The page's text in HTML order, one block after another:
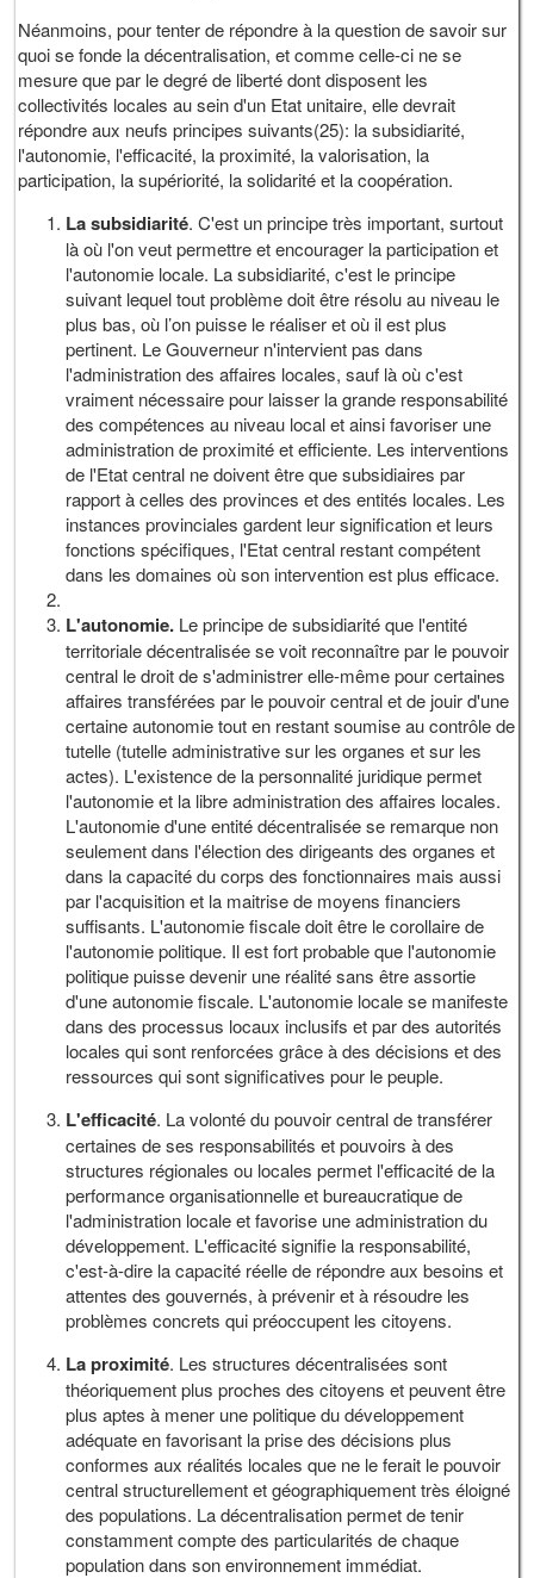
Néanmoins, pour tenter de répondre à la question de savoir sur
quoi se fonde la décentralisation, et comme celle-ci ne se
mesure que par le degré de liberté dont disposent les
collectivités locales au sein d'un Etat unitaire, elle devrait
répondre aux neufs principes suivants(25): la subsidiarité,
l'autonomie, l'efficacité, la proximité, la valorisation, la
participation, la supériorité, la solidarité et la coopération.
La subsidiarité. C'est un principe très important, surtout
là où l'on veut permettre et encourager la participation et
l'autonomie locale. La subsidiarité, c'est le principe
suivant lequel tout problème doit être résolu au niveau le
plus bas, où l’on puisse le réaliser et où il est plus
pertinent. Le Gouverneur n'intervient pas dans
l'administration des affaires locales, sauf là où c'est
vraiment nécessaire pour laisser la grande responsabilité
des compétences au niveau local et ainsi favoriser une
administration de proximité et efficiente. Les interventions
de l'Etat central ne doivent être que subsidiaires par
rapport à celles des provinces et des entités locales. Les
instances provinciales gardent leur signification et leurs
fonctions spécifiques, l'Etat central restant compétent
dans les domaines où son intervention est plus efficace.
L'autonomie. Le principe de subsidiarité que l'entité
territoriale décentralisée se voit reconnaître par le pouvoir
central le droit de s'administrer elle-même pour certaines
affaires transférées par le pouvoir central et de jouir d'une
certaine autonomie tout en restant soumise au contrôle de
tutelle (tutelle administrative sur les organes et sur les
actes). L'existence de la personnalité juridique permet
l'autonomie et la libre administration des affaires locales.
L'autonomie d'une entité décentralisée se remarque non
seulement dans l'élection des dirigeants des organes et
dans la capacité du corps des fonctionnaires mais aussi
par l'acquisition et la maitrise de moyens financiers
suffisants. L'autonomie fiscale doit être le corollaire de
l'autonomie politique. Il est fort probable que l'autonomie
politique puisse devenir une réalité sans être assortie
d'une autonomie fiscale. L'autonomie locale se manifeste
dans des processus locaux inclusifs et par des autorités
locales qui sont renforcées grâce à des décisions et des
ressources qui sont significatives pour le peuple.
L'efficacité. La volonté du pouvoir central de transférer
certaines de ses responsabilités et pouvoirs à des
structures régionales ou locales permet l'efficacité de la
performance organisationnelle et bureaucratique de
l'administration locale et favorise une administration du
développement. L'efficacité signifie la responsabilité,
c'est-à-dire la capacité réelle de répondre aux besoins et
attentes des gouvernés, à prévenir et à résoudre les
problèmes concrets qui préoccupent les citoyens.
La proximité. Les structures décentralisées sont
théoriquement plus proches des citoyens et peuvent être
plus aptes à mener une politique du développement
adéquate en favorisant la prise des décisions plus
conformes aux réalités locales que ne le ferait le pouvoir
central structurellement et géographiquement très éloigné
des populations. La décentralisation permet de tenir
constamment compte des particularités de chaque
population dans son environnement immédiat.